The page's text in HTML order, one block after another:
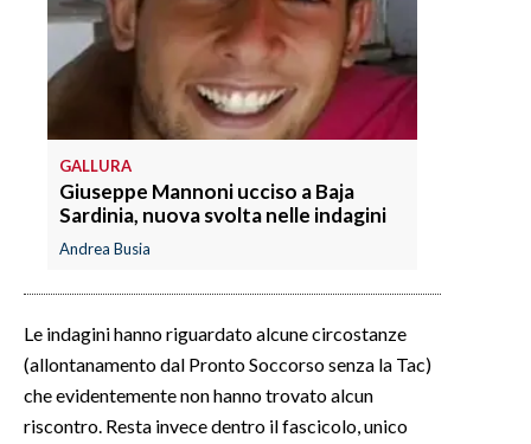
STORE
GALLURA
Giuseppe Mannoni ucciso a Baja
Sardinia, nuova svolta nelle indagini
Andrea Busia
Le indagini hanno riguardato alcune circostanze
(allontanamento dal Pronto Soccorso senza la Tac)
che evidentemente non hanno trovato alcun
riscontro. Resta invece dentro il fascicolo, unico